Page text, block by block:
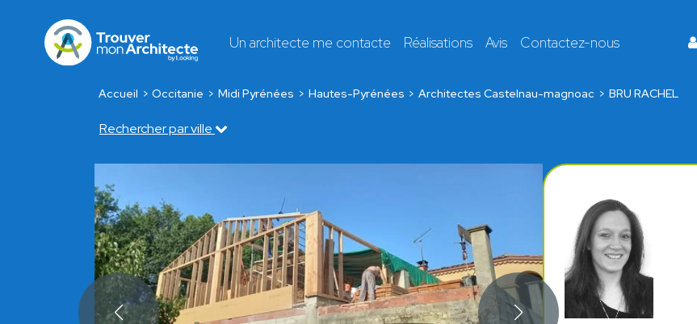
Un architecte me contacte Réalisations Avis Contactez-nous
Accueil Occitanie Midi Pyrénées Hautes-Pyrénées Architectes Castelnau-magnoac BRU RACHEL
Rechercher par ville